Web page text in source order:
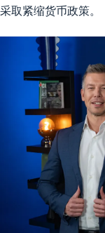
采取紧缩货币政策。